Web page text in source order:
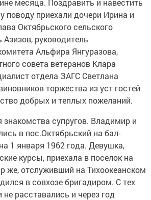
месяца. Поздравить и навестить
поводу приехали дочери Ирина и
Октябрьского сельского
руководитель
Альфира Янгуразова,
совета ветеранов Клара
отдела ЗАГС Светлана
торжества из уст гостей
добрых и теплых пожеланий.
знакомства супругов. Владимир и
в пос.Октябрьский на бал-
1 января 1962 года. Девушка,
курсы, приехала в поселок на
же, отслуживший на Тихоокеанском
в совхозе бригадиром. С тех
расставались и через год